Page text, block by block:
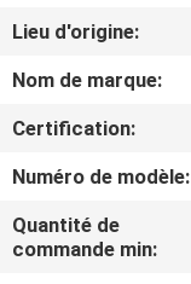
À
PROPOS
DE
VISITE
Lieu d'origine:
Nom de marque:
Certification:
Numéro de modèle:
Quantité de
commande min: